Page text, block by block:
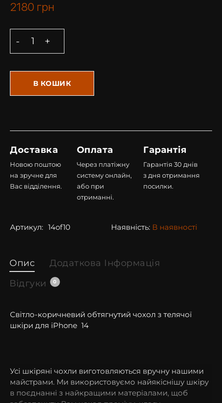
2180 грн
В КОШИК
Доставка
Новою поштою
на зручне для
Вас відділення.
Оплата
Через платіжну
систему онлайн,
або при
отриманні.
Гарантія
Гарантія 30 днів
з дня отримання
посилки.
Артикул: 14of10 Наявність: В наявності
Опис
Додаткова Інформація
Відгуки
0
Світло-коричневий обтягнутий чохол з телячої
шкіри для iPhone 14
Усі шкіряні чохли виготовляються вручну нашими
майстрами. Ми використовуємо найякіснішу шкіру
в поєднанні з найкращими матеріалами, щоб